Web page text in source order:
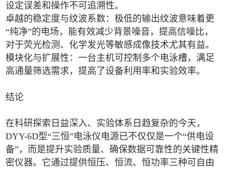
设定误差和操作不可追溯性。
卓越的稳定度与纹波系数：极低的输出纹波意味着更
“纯净”的电场，能有效减少背景噪音，提高信噪比，
对于荧光检测、化学发光等敏感成像技术尤其有益。
模块化与扩展性：一台主机可控制多个电泳槽，满足
高通量筛选需求，提高了设备利用率和实验效率。
结论
在科研探索日益深入、实验体系日趋复杂的今天，
DYY-6D型“三恒”电泳仪电源已不仅仅是一个“供电设
备”，而是提升实验质量、确保数据可靠性的关键性精
密仪器。它通过提供恒压、恒流、恒功率三种可自由